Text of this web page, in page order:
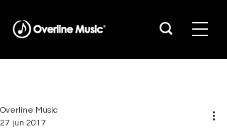
Overline Music
27 jun 2017